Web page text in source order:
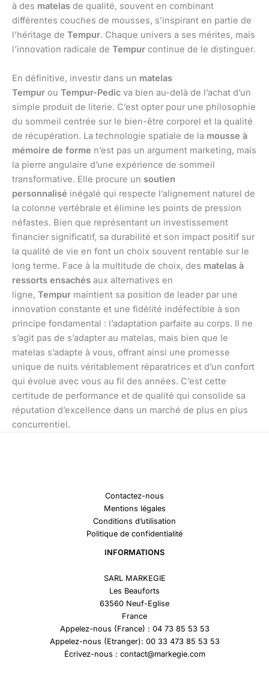
à des matelas de qualité, souvent en combinant
différentes couches de mousses, s’inspirant en partie de
l’héritage de Tempur. Chaque univers a ses mérites, mais
l’innovation radicale de Tempur continue de le distinguer.
En définitive, investir dans un matelas
Tempur ou Tempur-Pedic va bien au-delà de l’achat d’un
simple produit de literie. C’est opter pour une philosophie
du sommeil centrée sur le bien-être corporel et la qualité
de récupération. La technologie spatiale de la mousse à
mémoire de forme n’est pas un argument marketing, mais
la pierre angulaire d’une expérience de sommeil
transformative. Elle procure un soutien
personnalisé inégalé qui respecte l’alignement naturel de
la colonne vertébrale et élimine les points de pression
néfastes. Bien que représentant un investissement
financier significatif, sa durabilité et son impact positif sur
la qualité de vie en font un choix souvent rentable sur le
long terme. Face à la multitude de choix, des matelas à
ressorts ensachés aux alternatives en
ligne, Tempur maintient sa position de leader par une
innovation constante et une fidélité indéfectible à son
principe fondamental : l’adaptation parfaite au corps. Il ne
s’agit pas de s’adapter au matelas, mais bien que le
matelas s’adapte à vous, offrant ainsi une promesse
unique de nuits véritablement réparatrices et d’un confort
qui évolue avec vous au fil des années. C’est cette
certitude de performance et de qualité qui consolide sa
réputation d’excellence dans un marché de plus en plus
concurrentiel.
Contactez-nous
Mentions légales
Conditions d’utilisation
Politique de confidentialité
INFORMATIONS
SARL MARKEGIE
Les Beauforts
63560 Neuf-Eglise
France
Appelez-nous (France) : 04 73 85 53 53
Appelez-nous (Etranger): 00 33 473 85 53 53
Écrivez-nous : contact@markegie.com